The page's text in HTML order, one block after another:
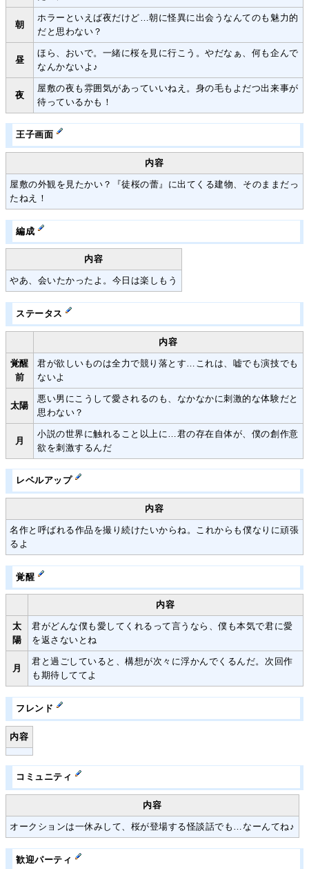
朝
ホラーといえば夜だけど…朝に怪異に出会うなんてのも魅力的
だと思わない？
昼
ほら、おいで。一緒に桜を見に行こう。やだなぁ、何も企んで
なんかないよ♪
夜
屋敷の夜も雰囲気があっていいねえ。身の毛もよだつ出来事が
待っているかも！
王子画面
内容
屋敷の外観を見たかい？『徒桜の蕾』に出てくる建物、そのままだっ
たねえ！
編成
内容
やあ、会いたかったよ。今日は楽しもう
ステータス
内容
覚醒
前
君が欲しいものは全力で競り落とす…これは、嘘でも演技でも
ないよ
太陽
悪い男にこうして愛されるのも、なかなかに刺激的な体験だと
思わない？
月
小説の世界に触れること以上に…君の存在自体が、僕の創作意
欲を刺激するんだ
レベルアップ
内容
名作と呼ばれる作品を撮り続けたいからね。これからも僕なりに頑張
るよ
覚醒
内容
太
陽
君がどんな僕も愛してくれるって言うなら、僕も本気で君に愛
を返さないとね
月
君と過ごしていると、構想が次々に浮かんでくるんだ。次回作
も期待しててよ
フレンド
内容
コミュニティ
内容
オークションは一休みして、桜が登場する怪談話でも…なーんてね♪
歓迎パーティ